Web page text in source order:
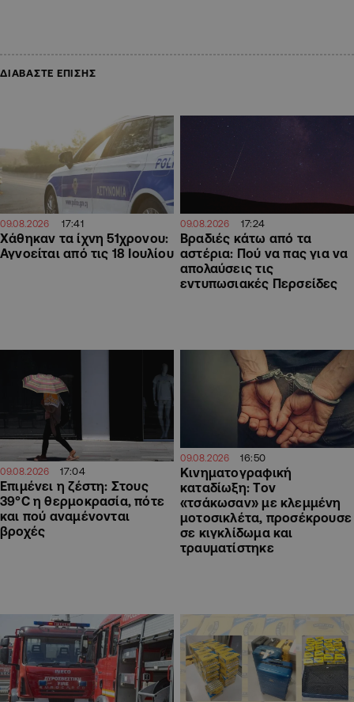
ΔΙΑΒΑΣΤΕ ΕΠΙΣΗΣ
09.08.2026 17:41
Χάθηκαν τα ίχνη 51χρονου:
Αγνοείται από τις 18 Ιουλίου
09.08.2026 17:24
Βραδιές κάτω από τα
αστέρια: Πού να πας για να
απολαύσεις τις
εντυπωσιακές Περσείδες
09.08.2026 17:04
Επιμένει η ζέστη: Στους
39°C η θερμοκρασία, πότε
και πού αναμένονται
βροχές
09.08.2026 16:50
Κινηματογραφική
καταδίωξη: Τον
«τσάκωσαν» με κλεμμένη
μοτοσικλέτα, προσέκρουσε
σε κιγκλίδωμα και
τραυματίστηκε